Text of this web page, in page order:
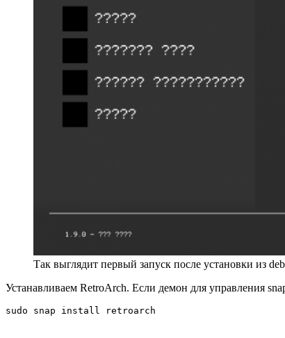
Так выглядит первый запуск после установки из
Устанавливаем RetroАrch. Если демон для управления
sudo snap install retroarch